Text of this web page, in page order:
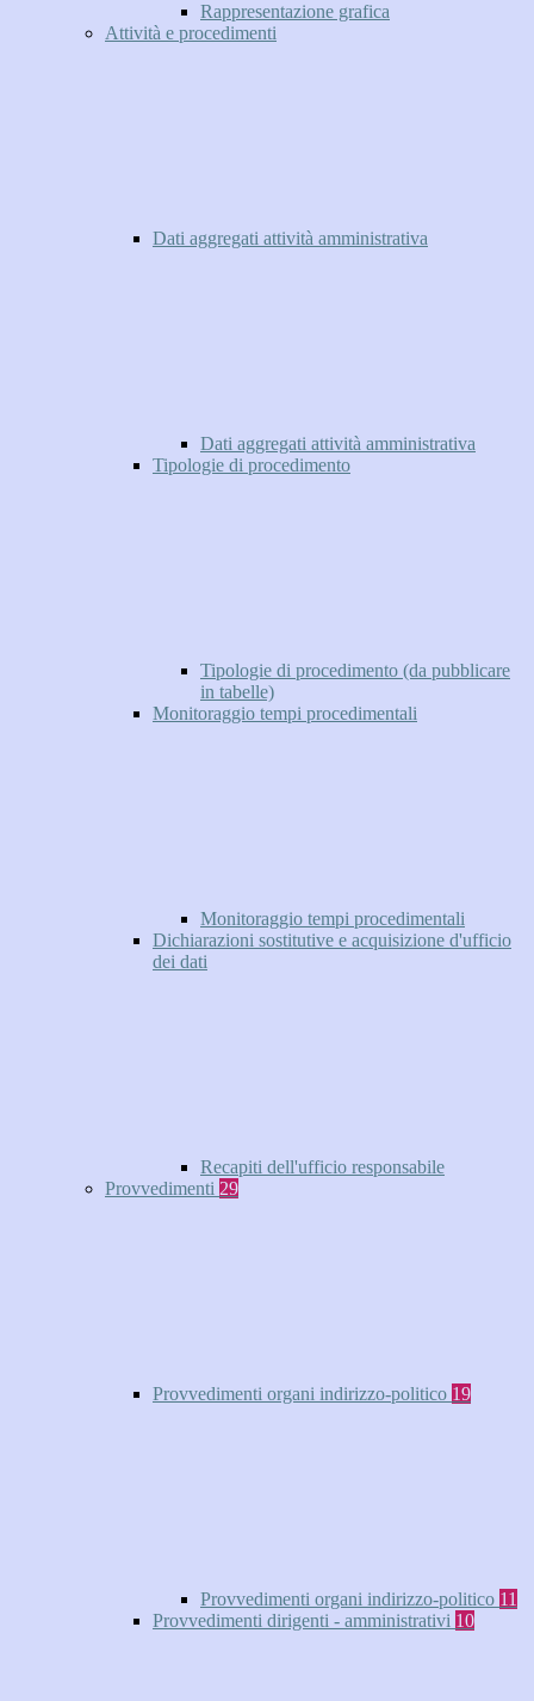
Rappresentazione grafica
Attività e procedimenti
Dati aggregati attività amministrativa
Dati aggregati attività amministrativa
Tipologie di procedimento
Tipologie di procedimento (da pubblicare
in tabelle)
Monitoraggio tempi procedimentali
Monitoraggio tempi procedimentali
Dichiarazioni sostitutive e acquisizione d'ufficio
dei dati
Recapiti dell'ufficio responsabile
Provvedimenti 29
Provvedimenti organi indirizzo-politico 19
Provvedimenti organi indirizzo-politico 11
Provvedimenti dirigenti - amministrativi 10